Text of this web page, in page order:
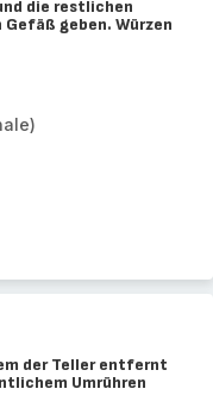
die restlichen
geben. Würzen
der Teller entfernt
Umrühren